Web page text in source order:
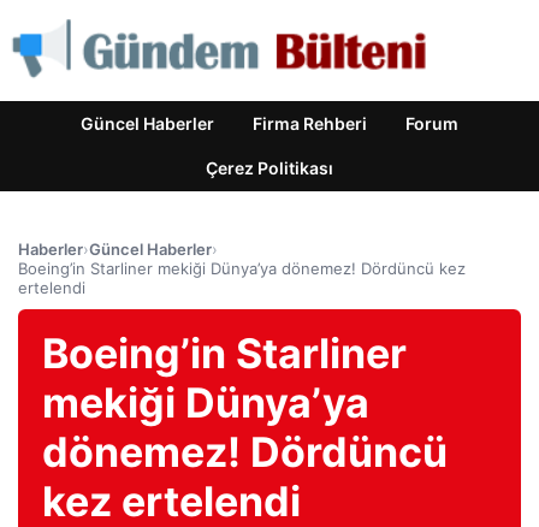
Güncel Haberler Firma Rehberi Forum
Çerez Politikası
Haberler›Güncel Haberler›
Boeing’in Starliner mekiği Dünya’ya dönemez! Dördüncü kez
ertelendi
Boeing’in Starliner
mekiği Dünya’ya
dönemez! Dördüncü
kez ertelendi